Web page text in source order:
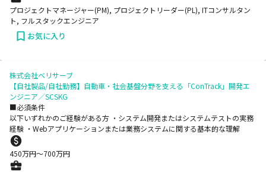
プロジェクトマネージャー(PM), プロジェクトリーダー(PL), ITコンサルタン
ト, フルスタックエンジニア
お気に入り
株式会社ベリサーブ
【自社製品/自社勤務】自動車・社会基盤分野を支える「ConTrack」開発エ
ンジニア／SCSKG
■必須条件
以下いずれかのご経験がある方 ・システム開発またはシステムテストの実務
経験 ・Webアプリケーションまたは業務システムに関する基本的な理解
450万円〜700万円